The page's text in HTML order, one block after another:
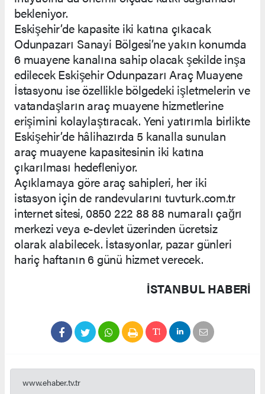
bekleniyor.
Eskişehir’de kapasite iki katına çıkacak
Odunpazarı Sanayi Bölgesi’ne yakın konumda
6 muayene kanalına sahip olacak şekilde inşa
edilecek Eskişehir Odunpazarı Araç Muayene
İstasyonu ise özellikle bölgedeki işletmelerin ve
vatandaşların araç muayene hizmetlerine
erişimini kolaylaştıracak. Yeni yatırımla birlikte
Eskişehir’de hâlihazırda 5 kanalla sunulan
araç muayene kapasitesinin iki katına
çıkarılması hedefleniyor.
Açıklamaya göre araç sahipleri, her iki
istasyon için de randevularını tuvturk.com.tr
internet sitesi, 0850 222 88 88 numaralı çağrı
merkezi veya e-devlet üzerinden ücretsiz
olarak alabilecek. İstasyonlar, pazar günleri
hariç haftanın 6 günü hizmet verecek.
İSTANBUL HABERİ
www.ehaber.tv.tr